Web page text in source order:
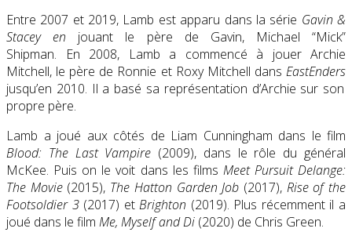
Entre 2007 et 2019, Lamb est apparu dans la série Gavin &
Stacey en jouant le père de Gavin, Michael “Mick”
Shipman.
En 2008, Lamb a commencé à jouer Archie
Mitchell, le père de Ronnie et Roxy Mitchell dansEastEnders
jusqu’en 2010. Il a basé sa représentation d’Archie sur son
propre père.
Lamb a joué aux côtés de Liam Cunningham dans le film
Blood: The Last Vampire (2009), dans le rôle du général
McKee. Puis on le voit dans les films Meet Pursuit Delange:
The Movie(2015), The Hatton Garden Job (2017), Rise of the
Footsoldier 3(2017) etBrighton (2019). Plus récemment il a
joué dans le film Me, Myself and Di (2020) de Chris Green.